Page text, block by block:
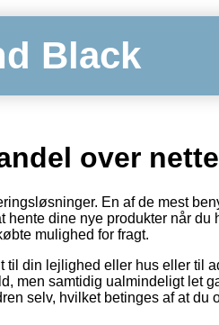
Black
over
En af de mest
dine nye produkter når du
mulighed for fragt.
din lejlighed eller hus eller til
men samtidig ualmindeligt let
selv, hvilket betinges af at